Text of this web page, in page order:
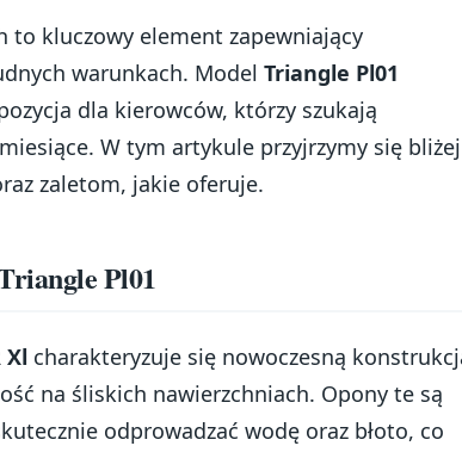
kluczowy element zapewniający
warunkach. Model Triangle Pl01
dla kierowców, którzy szukają
W tym artykule przyjrzymy się bliżej
zaletom, jakie oferuje.
Pl01
Xl charakteryzuje się nowoczesną
na śliskich nawierzchniach. Opony te są
odprowadzać wodę oraz błoto, co